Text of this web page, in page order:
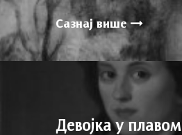
Сазнај више
Девојка у плавом